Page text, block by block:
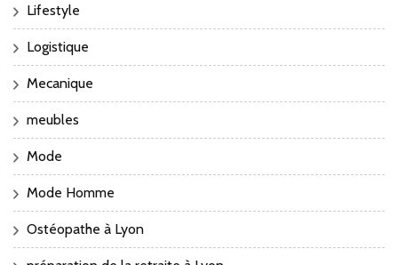
Lifestyle
Logistique
Mecanique
meubles
Mode
Mode Homme
Ostéopathe à Lyon